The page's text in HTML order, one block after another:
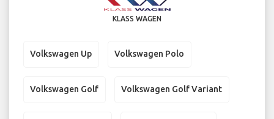
KLASS WAGEN
Volkswagen Up Volkswagen Polo
Volkswagen Golf Volkswagen Golf Variant